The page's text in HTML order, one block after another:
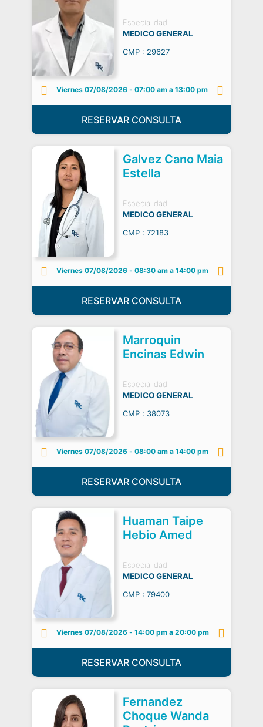
Especialidad:
MEDICO GENERAL
CMP : 29627
Viernes 07/08/2026 - 07:00 am a 13:00 pm
RESERVAR CONSULTA
Galvez Cano Maia
Estella
Especialidad:
MEDICO GENERAL
CMP : 72183
Viernes 07/08/2026 - 08:30 am a 14:00 pm
RESERVAR CONSULTA
Marroquin
Encinas Edwin
Especialidad:
MEDICO GENERAL
CMP : 38073
Viernes 07/08/2026 - 08:00 am a 14:00 pm
RESERVAR CONSULTA
Huaman Taipe
Hebio Amed
Especialidad:
MEDICO GENERAL
CMP : 79400
Viernes 07/08/2026 - 14:00 pm a 20:00 pm
RESERVAR CONSULTA
Fernandez
Choque Wanda